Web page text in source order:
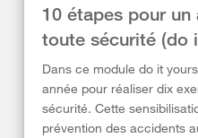
10 étapes pour
toute sécurité (do
Dans ce module do it
année pour réaliser dix
sécurité. Cette
prévention des accidents